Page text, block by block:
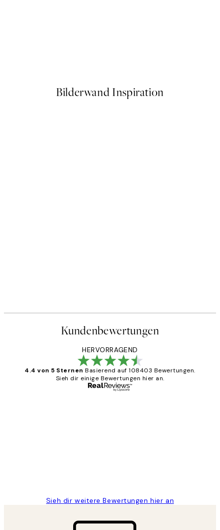
Bilderwand Inspiration
Kundenbewertungen
HERVORRAGEND
4.4 von 5 Sternen Basierend auf 108403 Bewertungen.
Sieh dir einige Bewertungen hier an.
Sieh dir weitere Bewertungen hier an